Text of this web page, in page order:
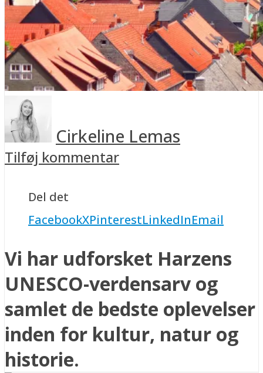
Cirkeline Lemas
Tilføj kommentar
Del det
FacebookXPinterestLinkedInEmail
Vi har udforsket Harzens
UNESCO-verdensarv og
samlet de bedste oplevelser
inden for kultur, natur og
historie.